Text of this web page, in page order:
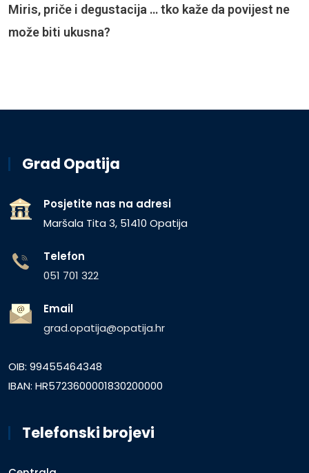
Miris, priče i degustacija … tko kaže da povijest ne
može biti ukusna?
Grad Opatija
Posjetite nas na adresi
Maršala Tita 3, 51410 Opatija
Telefon
051 701 322
Email
grad.opatija@opatija.hr
OIB: 99455464348
IBAN: HR5723600001830200000
Telefonski brojevi